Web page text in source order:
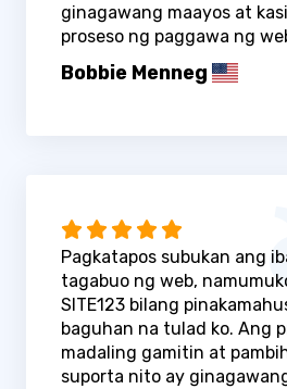
ginagawang maayos at
proseso ng paggawa ng
Bobbie Menneg
Pagkatapos subukan ang
tagabuo ng web,
SITE123 bilang
baguhan na tulad ko. Ang
madaling gamitin at
suporta nito ay